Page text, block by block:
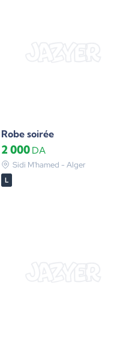
Robe soirée
2 000 DA
Sidi M'hamed - Alger
L